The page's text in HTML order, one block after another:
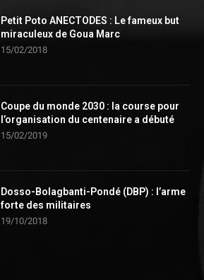
Petit Poto ANECTODES : Le fameux but
miraculeux de Goua Marc
15/02/2018
Coupe du monde 2030 : la course pour
l’organisation du centenaire a débuté
15/02/2019
Dosso-Bolagbanti-Pondé (DBP) : l’arme
forte des militaires
19/10/2018